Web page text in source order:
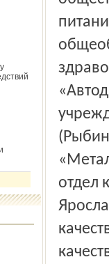
отдел